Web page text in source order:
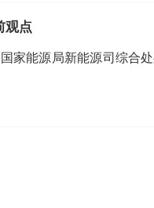
观点
家能源局新能源司综合